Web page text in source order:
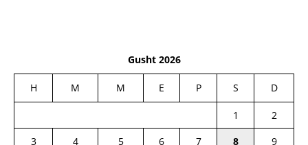
Gusht 2026
H M M E P S D
1
2
3
4 5 6 7 8
9